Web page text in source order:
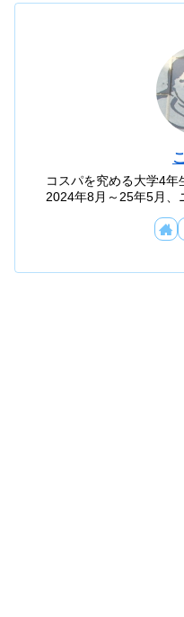
コスパを究める大学4年
2024年8月～25年5月、